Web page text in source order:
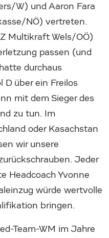
W) und Aaron Fara
NÖ) vertreten.
Multikraft Wels/OÖ)
passen (und
durchaus
D über ein Freilos
mit dem Sieger des
zu tun. Im
oder Kasachstan
wir unsere
Jeder
Headcoach Yvonne
würde wertvolle
bringen.
Team-WM im Jahre